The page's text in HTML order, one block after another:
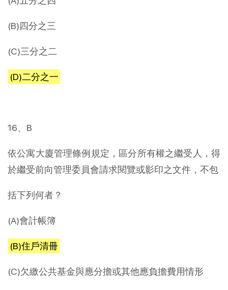
(B)四分之三
(C)三分之二
(D)二分之一
16、B
依公寓大廈管理條例規定，區分所有權之繼受人，得
於繼受前向管理委員會請求閱覽或影印之文件，不包
括下列何者？
(A)會計帳簿
(B)住戶清冊
(C)欠繳公共基金與應分擔或其他應負擔費用情形